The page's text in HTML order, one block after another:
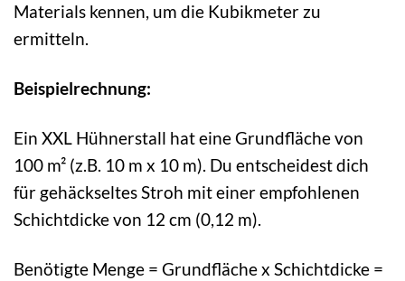
Materials kennen, um die Kubikmeter zu
ermitteln.
Beispielrechnung:
Ein XXL Hühnerstall hat eine Grundfläche von
100 m² (z.B. 10 m x 10 m). Du entscheidest dich
für gehäckseltes Stroh mit einer empfohlenen
Schichtdicke von 12 cm (0,12 m).
Benötigte Menge = Grundfläche x Schichtdicke =